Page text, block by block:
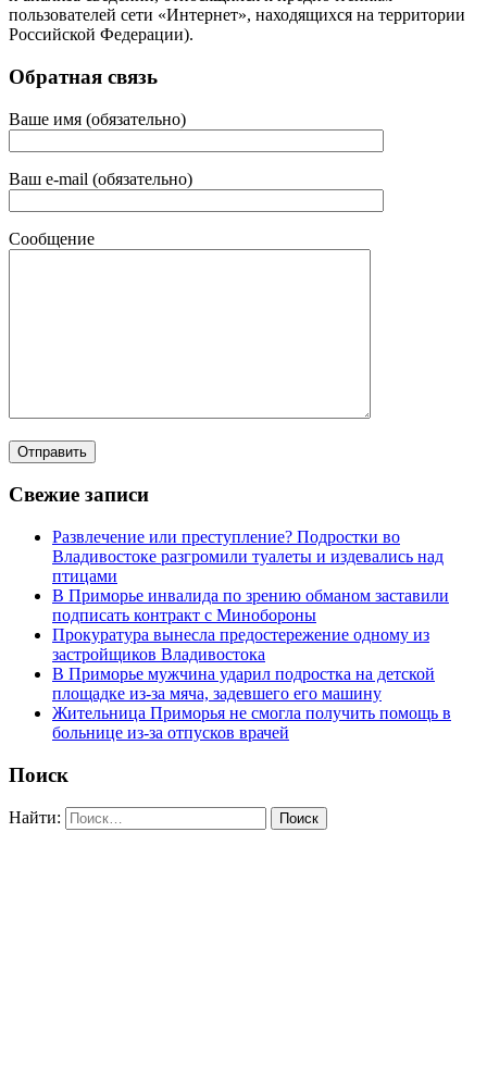
пользователей сети «Интернет», находящихся на территории
Российской Федерации).
Обратная связь
Ваше имя (обязательно)
Ваш e-mail (обязательно)
Сообщение
Свежие записи
Развлечение или преступление? Подростки во
Владивостоке разгромили туалеты и издевались над
птицами
В Приморье инвалида по зрению обманом заставили
подписать контракт с Минобороны
Прокуратура вынесла предостережение одному из
застройщиков Владивостока
В Приморье мужчина ударил подростка на детской
площадке из-за мяча, задевшего его машину
Жительница Приморья не смогла получить помощь в
больнице из-за отпусков врачей
Поиск
Найти: